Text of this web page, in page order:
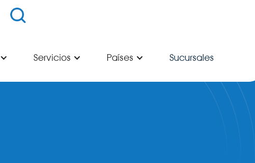
Servicios Países Sucursales